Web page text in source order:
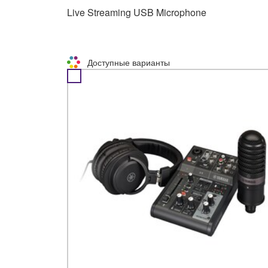
Live Streaming USB Microphone
Доступные варианты